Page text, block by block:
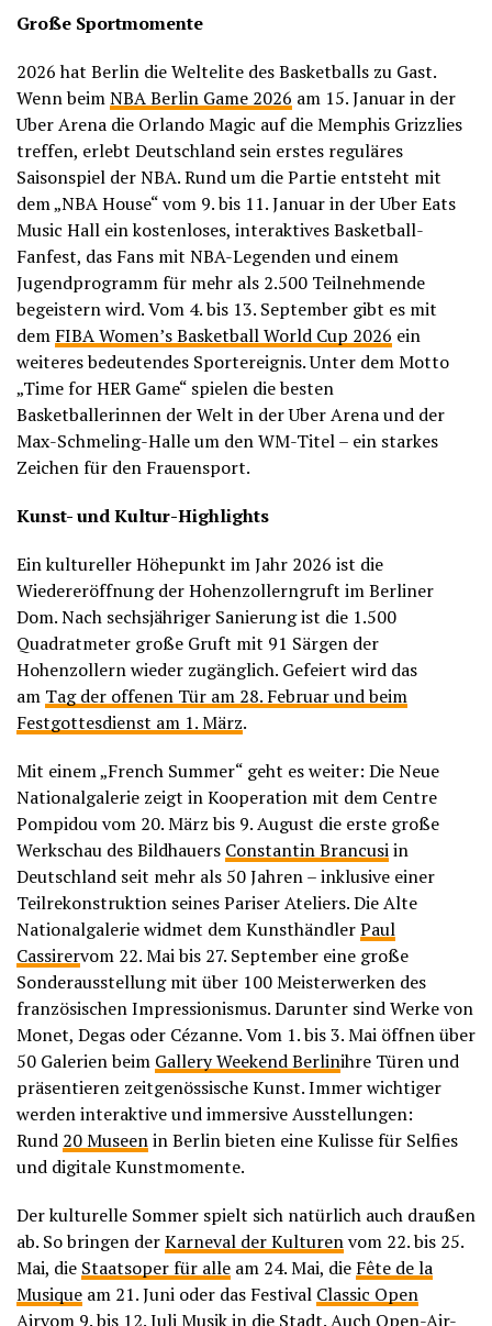
Große Sportmomente
2026 hat Berlin die Weltelite des Basketballs zu Gast.
Wenn beimNBA Berlin Game 2026 am 15. Januar in der
Uber Arena die Orlando Magic auf die Memphis Grizzlies
treffen, erlebt Deutschland sein erstes reguläres
Saisonspiel der NBA. Rund um die Partie entsteht mit
dem „NBA House“ vom 9. bis 11. Januar in der Uber Eats
Music Hall ein kostenloses, interaktives Basketball-
Fanfest, das Fans mit NBA-Legenden und einem
Jugendprogramm für mehr als 2.500 Teilnehmende
begeistern wird. Vom 4. bis 13. September gibt es mit
dem FIBA Women’s Basketball World Cup 2026 ein
weiteres bedeutendes Sportereignis. Unter dem Motto
„Time for HER Game“ spielen die besten
Basketballerinnen der Welt in der Uber Arena und der
Max-Schmeling-Halle um den WM-Titel – ein starkes
Zeichen für den Frauensport.
Kunst- und Kultur-Highlights
Ein kultureller Höhepunkt im Jahr 2026 ist die
Wiedereröffnung der Hohenzollerngruft im Berliner
Dom. Nach sechsjähriger Sanierung ist die 1.500
Quadratmeter große Gruft mit 91 Särgen der
Hohenzollern wieder zugänglich. Gefeiert wird das
am Tag der offenen Tür am 28. Februar und beim
Festgottesdienst am 1. März.
Mit einem „French Summer“ geht es weiter: Die Neue
Nationalgalerie zeigt in Kooperation mit dem Centre
Pompidou vom 20. März bis 9. August die erste große
Werkschau des Bildhauers Constantin Brancusiin
Deutschland seit mehr als 50 Jahren – inklusive einer
Teilrekonstruktion seines Pariser Ateliers. Die Alte
Nationalgalerie widmet dem KunsthändlerPaul
Cassirervom 22. Mai bis 27. September eine große
Sonderausstellung mit über 100 Meisterwerken des
französischen Impressionismus. Darunter sind Werke von
Monet, Degas oder Cézanne. Vom 1. bis 3. Mai öffnen über
50 Galerien beim Gallery Weekend Berlinihre Türen und
präsentieren zeitgenössische Kunst. Immer wichtiger
werden interaktive und immersive Ausstellungen:
Rund 20 Museenin Berlin bieten eine Kulisse für Selfies
und digitale Kunstmomente.
Der kulturelle Sommer spielt sich natürlich auch draußen
ab. So bringen derKarneval der Kulturenvom 22. bis 25.
Mai, die Staatsoper für alle am 24. Mai, die Fête de la
Musique am 21. Juni oder das Festival Classic Open
Airvom 9. bis 12. Juli Musik in die Stadt. Auch Open-Air-